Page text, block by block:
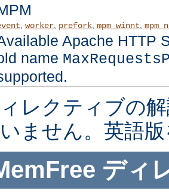
worker, prefork, mpm_winnt
Apache HTTP
name
レクティブの
ません。英語
ディ